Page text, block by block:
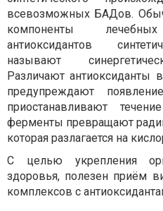
всевозможных БАДов.
компоненты
антиоксидантов
называют
Различают
предупреждают
приостанавливают
ферменты превращают
которая разлагается на
С целью укрепления
здоровья, полезен приём
комплексов с